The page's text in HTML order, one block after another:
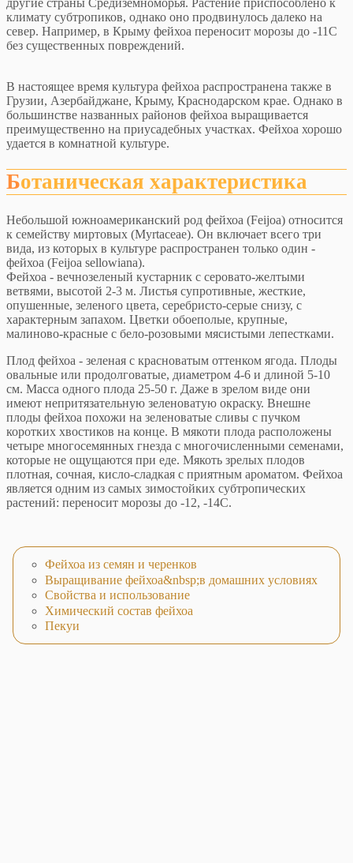
другие страны Средиземноморья. Растение приспособлено к
климату субтропиков, однако оно продвинулось далеко на
север. Например, в Крыму фейхоа переносит морозы до -11С
без существенных повреждений.
В настоящее время культура фейхоа распространена также в
Грузии, Азербайджане, Крыму, Краснодарском крае. Однако в
большинстве названных районов фейхоа выращивается
преимущественно на приусадебных участках. Фейхоа хорошо
удается в комнатной культуре.
Ботаническая характеристика
Небольшой южноамериканский род фейхоа (Feijoa) относится
к семейству миртовых (Myrtaceae). Он включает всего три
вида, из которых в культуре распространен только один -
фейхоа (Feijoa sellowiana).
Фейхоа - вечнозеленый кустарник с серовато-желтыми
ветвями, высотой 2-3 м. Листья супротивные, жесткие,
опушенные, зеленого цвета, серебристо-серые снизу, с
характерным запахом. Цветки обоеполые, крупные,
малиново-красные с бело-розовыми мясистыми лепестками.
Плод фейхоа - зеленая с красноватым оттенком ягода. Плоды
овальные или продолговатые, диаметром 4-6 и длиной 5-10
см. Масса одного плода 25-50 г. Даже в зрелом виде они
имеют непритязательную зеленоватую окраску. Внешне
плоды фейхоа похожи на зеленоватые сливы с пучком
коротких хвостиков на конце. В мякоти плода расположены
четыре многосемянных гнезда с многочисленными семенами,
которые не ощущаются при еде. Мякоть зрелых плодов
плотная, сочная, кисло-сладкая с приятным ароматом. Фейхоа
является одним из самых зимостойких субтропических
растений: переносит морозы до -12, -14С.
Фейхоа из семян и черенков
Выращивание фейхоа&nbsp;в домашних условиях
Свойства и использование
Химический состав фейхоа
Пекуи